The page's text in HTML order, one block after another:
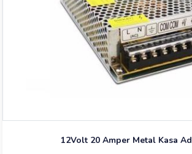
12Volt 20 Amper Metal Kasa